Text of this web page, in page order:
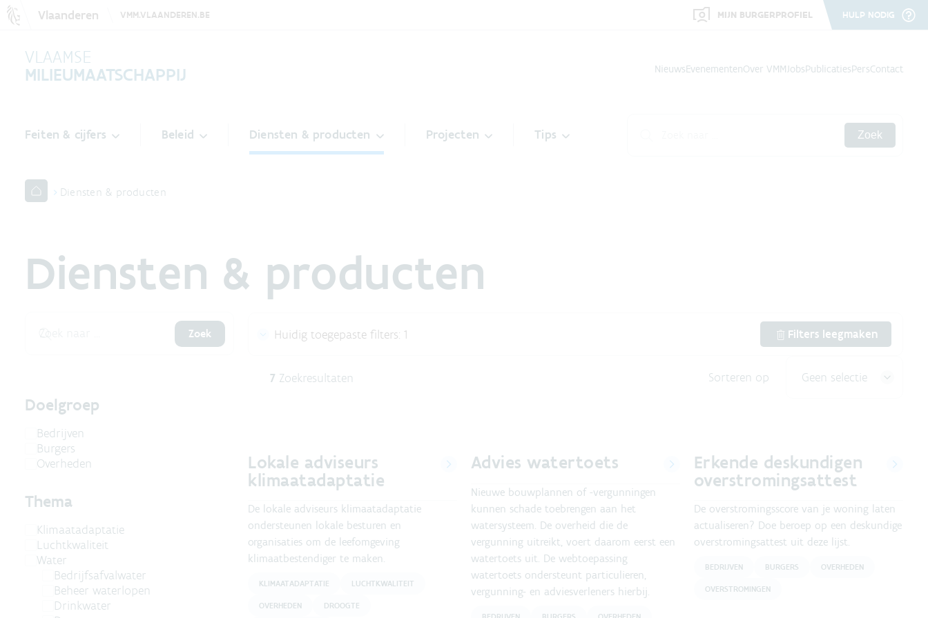
Vlaanderen VMM.VLAANDEREN.BE MIJN BURGERPROFIEL HULP NODIG
VLAAMSE
MILIEUMAATSCHAPPIJ
NieuwsEvenementenOver VMMJobsPublicatiesPersContact
Feiten & cijfers Beleid Diensten & producten Projecten Tips Zoek
Diensten & producten
Diensten & producten
Zoek
Doelgroep
Bedrijven
Burgers
Overheden
Thema
Klimaatadaptatie
Luchtkwaliteit
Water
Bedrijfsafvalwater
Beheer waterlopen
Drinkwater
Huidig toegepaste filters: 1 Filters leegmaken
7 Zoekresultaten Sorteren op Geen selectie
Lokale adviseurs
klimaatadaptatie
De lokale adviseurs klimaatadaptatie
ondersteunen lokale besturen en
organisaties om de leefomgeving
klimaatbestendiger te maken.
KLIMAATADAPTATIE LUCHTKWALITEIT
OVERHEDEN DROOGTE
Advies watertoets
Nieuwe bouwplannen of -vergunningen
kunnen schade toebrengen aan het
watersysteem. De overheid die de
vergunning uitreikt, voert daarom eerst een
watertoets uit. De webtoepassing
watertoets ondersteunt particulieren,
vergunning- en adviesverleners hierbij.
Erkende deskundigen
overstromingsattest
De overstromingsscore van je woning laten
actualiseren? Doe beroep op een deskundige
overstromingsattest uit deze lijst.
BEDRIJVEN BURGERS OVERHEDEN
OVERSTROMINGEN